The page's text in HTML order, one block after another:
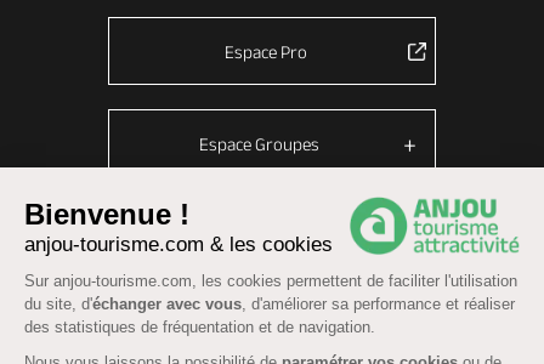
Bienvenue !
anjou-tourisme.com & les cookies
Sur anjou-tourisme.com, les cookies permettent de faciliter l'utilisation
du site, d'échanger avec vous, d'améliorer sa performance et réaliser
des statistiques de fréquentation et de navigation.
Espace Pro
Espace Groupes
© Anjou tourisme 2026 -Plan du site-Fonctionnement du site
Mentions légales Données personnelles
CGU Réservation-Accessibilité : partiellement conforme